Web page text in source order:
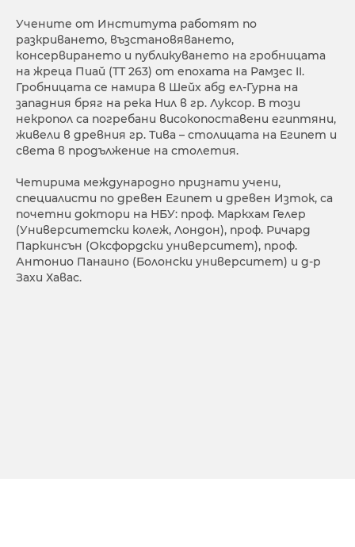
Учените от Института работят по
разкриването, възстановяването,
консервирането и публикуването на гробницата
на жреца Пиай (ТТ 263) от епохата на Рамзес II.
Гробницата се намира в Шейх абд ел-Гурна на
западния бряг на река Нил в гр. Луксор. В този
некропол са погребани високопоставени египтяни,
живели в древния гр. Тива – столицата на Египет и
света в продължение на столетия.
Четирима международно признати учени,
специалисти по древен Египет и древен Изток, са
почетни доктори на НБУ: проф. Маркхам Гелер
(Университетски колеж, Лондон), проф. Ричард
Паркинсън (Оксфордски университет), проф.
Антонио Панаино (Болонски университет) и д-р
Захи Хавас.